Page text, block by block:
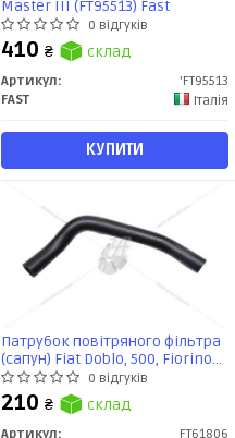
Master III (FT95513) Fast
0 відгуків
410 ₴ склад
Артикул:
'FT95513
FAST
Італія
КУПИТИ
Патрубок повітряного фільтра
(сапун) Fiat Doblo, 500, Fiorino
1.2, 1.4 (05-16) (FT61806) Fast
0 відгуків
210 ₴ склад
Артикул:
FT61806